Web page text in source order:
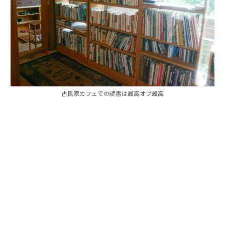
古民家カフェでの読書は最高オブ最高